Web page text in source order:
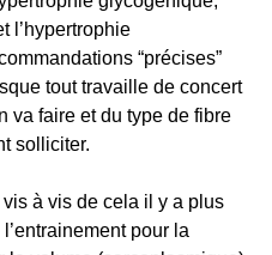
l’hypertrophie
“précises”
tout travaille de concert
va faire et du type de fibre
solliciter.
vis à vis de cela il y a plus
pour la